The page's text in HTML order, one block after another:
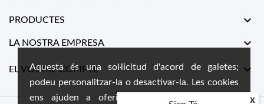
Aquesta és una sol·licitud d'acord de galetes;
podeu personalitzar-la o desactivar-la. Les cookies
ens ajuden a oferir-vos la millor experiència
PRODUCTES 
LA NOSTRA EMPRESA 
EL VOSTRE COMPTE 
x